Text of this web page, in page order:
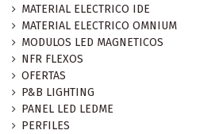
MATERIAL ELECTRICO IDE
MATERIAL ELECTRICO OMNIUM
MODULOS LED MAGNETICOS
NFR FLEXOS
OFERTAS
P&B LIGHTING
PANEL LED LEDME
PERFILES